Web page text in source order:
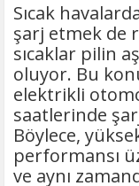
Sıcak
şarj etmek de
sıcaklar pilin
oluyor. Bu
elektrikli
saatlerinde
Böylece,
performansı
ve aynı